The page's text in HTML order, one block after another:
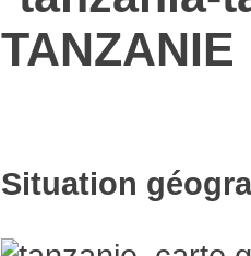
TANZANIE
Situation